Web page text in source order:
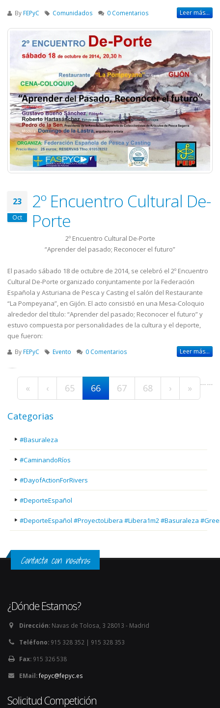
By FEPyC Comunidados 0 Comentarios Leer más...
23
Oct
2º Encuentro Cultural De-
Porte
2º Encuentro Cultural De-Porte
“Aprender del pasado; Reconocer el futuro”
El pasado sábado 18 de octubre de 2014, se celebró el 2º Encuentro
Cultural De-Porte organizado conjuntamente por la Federación
Española y Asturiana de Pesca y Casting el salón del Restaurante
“La Pompeyana”, en Gijón. El acto consistió en una Mesa-Coloquio
alrededor del título: “Aprender del pasado; Reconocer el futuro” y
estuvo compuesta por personalidades de la cultura y el deporte,
que fueron:
By FEPyC Evento 0 Comentarios Leer más...
Páginas
« ‹ …
65 66 67 68 …
› »
Categorias
#Basuraleza
#CaminandoRíos
#DayofActionForRivers
#DeporteEspañol
#DeporteEspañol #ProyectoLibera #Libera1m2 #Basuraleza
Contacta con nosotros
¿Dónde Estamos?
Dirección: Navas de Tolosa, 3 28013 - Madrid
Teléfono: 915 328 352 | 915 328 353
Fax: 915 326 538
EMail:fepyc@fepyc.es
Solicitud Competición